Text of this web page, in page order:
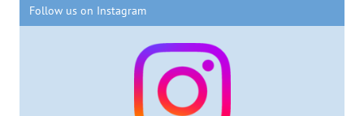
Follow us on Instagram